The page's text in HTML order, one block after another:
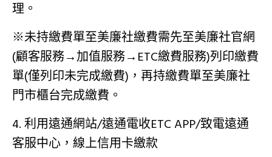
理。
※未持繳費單至美廉社繳費需先至美廉社官網
(顧客服務→加值服務→ETC繳費服務)列印繳費
單(僅列印未完成繳費)，再持繳費單至美廉社
門市櫃台完成繳費。
4. ​利用遠通網站/遠通電收ETC APP/致電遠通
客服中心，線上信用卡繳款